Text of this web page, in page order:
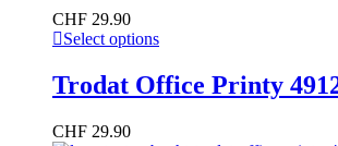
CHF 29.90
Select options
Trodat Office Printy
CHF 29.90